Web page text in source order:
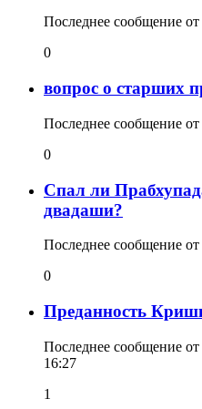
Последнее сообщение от
0
вопрос о старших
Последнее сообщение от
0
Спал ли
двадаши?
Последнее сообщение от
0
Преданность
Последнее сообщение от
16:27
1